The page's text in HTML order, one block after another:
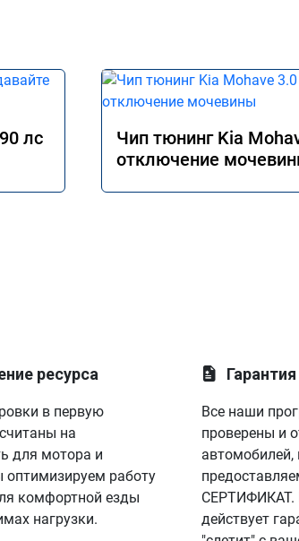
лс
Чип тюнинг Kia
отключение
ресурса
в первую
на
для мотора и
работу
комфортной езды
нагрузки.
Все наши
проверены и
СЕРТИФИКАТ.
действует